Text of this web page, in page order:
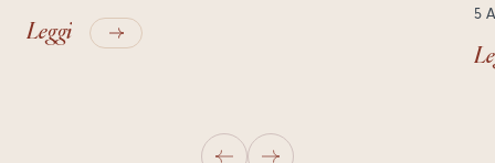
Leggi 5